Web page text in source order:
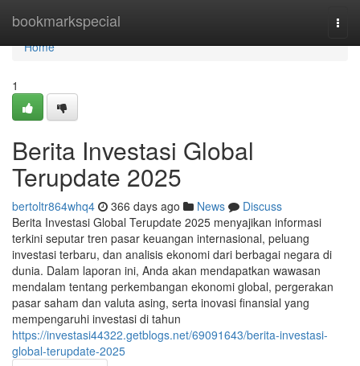
bookmarkspecial
Home
Home
1
Berita Investasi Global
Terupdate 2025
bertoltr864whq4 366 days ago News
Discuss
Berita Investasi Global Terupdate 2025 menyajikan informasi
terkini seputar tren pasar keuangan internasional, peluang
investasi terbaru, dan analisis ekonomi dari berbagai negara di
dunia. Dalam laporan ini, Anda akan mendapatkan wawasan
mendalam tentang perkembangan ekonomi global, pergerakan
pasar saham dan valuta asing, serta inovasi finansial yang
mempengaruhi investasi di tahun
https://investasi44322.getblogs.net/69091643/berita-investasi-
global-terupdate-2025